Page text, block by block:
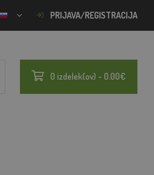
PRIJAVA/REGISTRACIJA
0 izdelek(ov) - 0.00€